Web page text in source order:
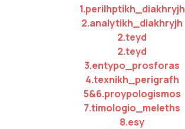
1.perilhptikh_diakhryjh
2.analytikh_diakhryjh
2.teyd
2.teyd
3.entypo_prosforas
4.texnikh_perigrafh
5&6.proypologismos
7.timologio_meleths
8.esy